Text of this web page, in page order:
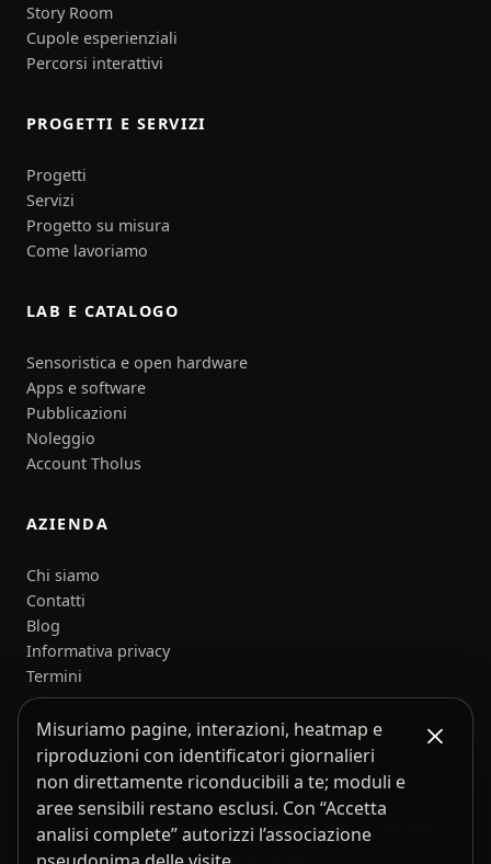
Story Room
Cupole esperienziali
Percorsi interattivi
PROGETTI E SERVIZI
Progetti
Servizi
Progetto su misura
Come lavoriamo
LAB E CATALOGO
Sensoristica e open hardware
Apps e software
Pubblicazioni
Noleggio
Account Tholus
AZIENDA
Chi siamo
Contatti
Blog
Informativa privacy
Termini
© 2026 the usual neXt S.r.l. — P.IVA IT02182990669
Misuriamo pagine, interazioni, heatmap e
riproduzioni con identificatori giornalieri
non direttamente riconducibili a te; moduli e
aree sensibili restano esclusi. Con “Accetta
analisi complete” autorizzi l’associazione